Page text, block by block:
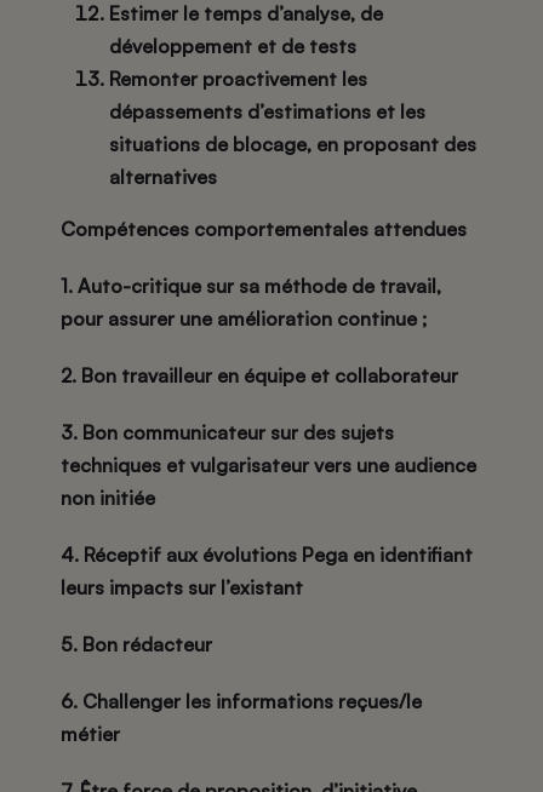
Estimer le temps d’analyse, de
développement et de tests
Remonter proactivement les
dépassements d’estimations et les
situations de blocage, en proposant des
alternatives
Compétences comportementales attendues
1. Auto-critique sur sa méthode de travail,
pour assurer une amélioration continue ;
2. Bon travailleur en équipe et collaborateur
3. Bon communicateur sur des sujets
techniques et vulgarisateur vers une audience
non initiée
4. Réceptif aux évolutions Pega en identifiant
leurs impacts sur l’existant
5. Bon rédacteur
6. Challenger les informations reçues/le
métier